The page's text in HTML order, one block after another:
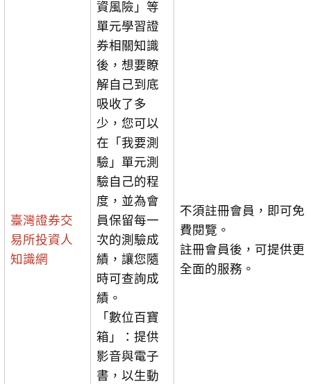
臺灣證券交
易所投資人
知識網
資風險」等
單元學習證
券相關知識
後，想要瞭
解自己到底
吸收了多
少，您可以
在「我要測
驗」單元測
驗自己的程
度，並為會
員保留每一
次的測驗成
績，讓您隨
時可查詢成
績。
「數位百寶
箱」：提供
影音與電子
書，以生動
不須註冊會員，即可免
費閱覽。
註冊會員後，可提供更
全面的服務。